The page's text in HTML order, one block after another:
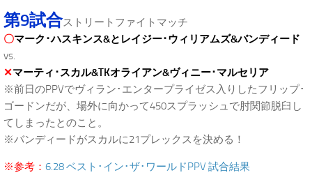
第9試合ストリートファイトマッチ
〇マーク･ハスキンス&とレイジー･ウィリアムズ&バンディード
vs.
✕マーティ･スカル&TKオライアン&ヴィニー･マルセリア
※前日のPPVでヴィラン･エンタープライゼス入りしたフリップ･
ゴードンだが、場外に向かって450スプラッシュで肘関節脱臼し
てしまったとのこと。
※バンディードがスカルに21プレックスを決める！
※参考： 6.28 ベスト･イン･ザ･ワールドPPV 試合結果